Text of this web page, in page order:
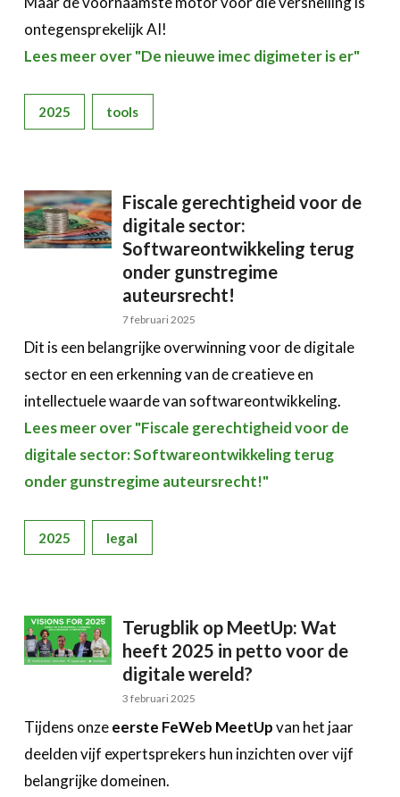
ontegensprekelijk AI!
Lees meer over "De nieuwe imec digimeter is er"
2025 tools
Fiscale gerechtigheid voor de
digitale sector:
Softwareontwikkeling terug
onder gunstregime
auteursrecht!
7 februari 2025
Dit is een belangrijke overwinning voor de digitale
sector en een erkenning van de creatieve en
intellectuele waarde van softwareontwikkeling.
Lees meer over "Fiscale gerechtigheid voor de
digitale sector: Softwareontwikkeling terug
onder gunstregime auteursrecht!"
2025 legal
Terugblik op MeetUp: Wat
heeft 2025 in petto voor de
digitale wereld?
3 februari 2025
Tijdens onzeeerste FeWeb MeetUpvan het jaar
deelden vijf expertsprekers hun inzichten over vijf
belangrijke domeinen.